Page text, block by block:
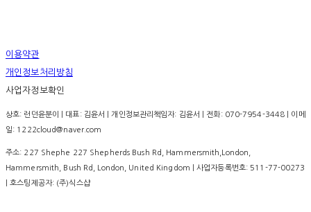
이용약관
개인정보처리방침
사업자정보확인
상호: 런던윤분이 | 대표: 김윤서 | 개인정보관리책임자: 김윤서 | 전화: 070-7954-3448 | 이메
일: 1222cloud@naver.com
주소: 227 Shephe 227 Shepherds Bush Rd, Hammersmith,London,
Hammersmith, Bush Rd, London, United Kingdom | 사업자등록번호: 511-77-00273
| 호스팅제공자: (주)식스샵